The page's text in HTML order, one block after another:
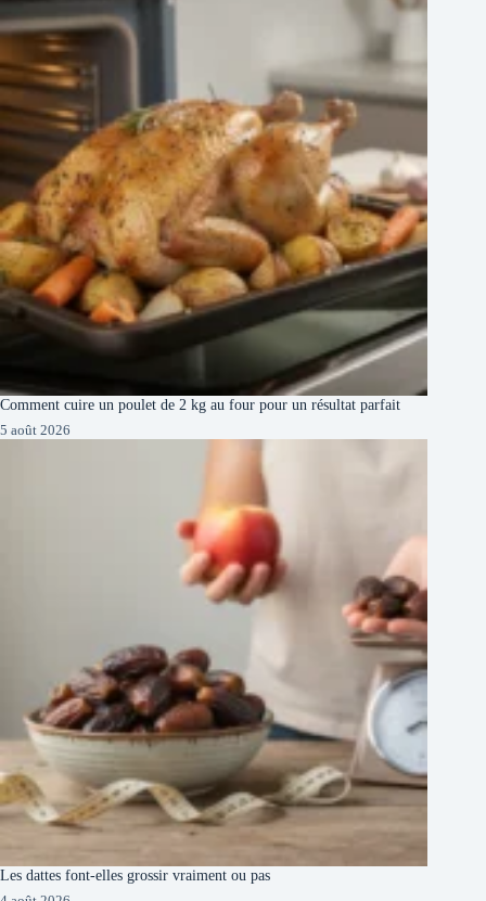
Comment cuire un poulet de 2 kg au four pour un résultat parfait
5 août 2026
Les dattes font-elles grossir vraiment ou pas